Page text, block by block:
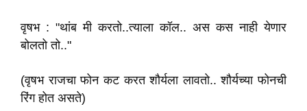
वृषभ : "थांब मी करतो..त्याला कॉल.. अस कस नाही येणार
बोलतो तो.."
(वृषभ राजचा फोन कट करत शौर्यला लावतो.. शौर्यच्या फोनची
रिंग होत असते)